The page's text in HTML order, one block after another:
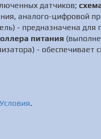
датчиков;
аналого-цифровой
- предназначена для
питания
- обеспечивает
Условия.